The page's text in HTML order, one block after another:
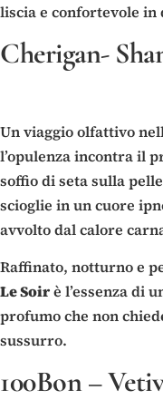
liscia e confortevole in
Cherigan-
Un viaggio olfattivo
l’opulenza incontra il
soffio di seta sulla
scioglie in un cuore
avvolto dal calore
Raffinato, notturno e
Le Soirè l’essenza di
profumo che non
sussurro.
100Bon –